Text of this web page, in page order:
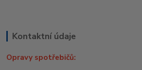
Kontaktní údaje
Opravy spotřebičů: